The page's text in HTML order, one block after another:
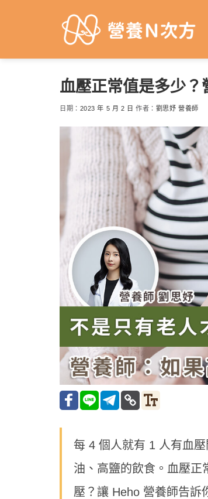
血壓正常值是多少
日期： 2023 年 5 月 2 日 作者： 劉思妤 營養師
每 4 個人就有 1 人有血
油、高鹽的飲食。血壓正
壓？讓 Heho 營養師告訴